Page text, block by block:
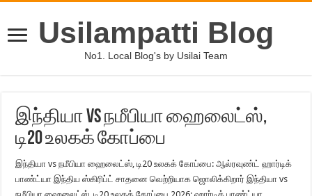
Usilampatti Blog
No1. Local Blog's by Usilai Team
இந்தியா vs நமீபியா ஹைலைட்ஸ்,
டி20 உலகக் கோப்பை
இந்தியா vs நமீபியா ஹைலைட்ஸ், டி20 உலகக் கோப்பை: ஆல்ரவுண்ட் ஹார்டிக்
பாண்ட்யா இந்திய ஸ்கிரிப்ட் சாதனை வெற்றியாக ஜொலிக்கிறார் இந்தியா vs